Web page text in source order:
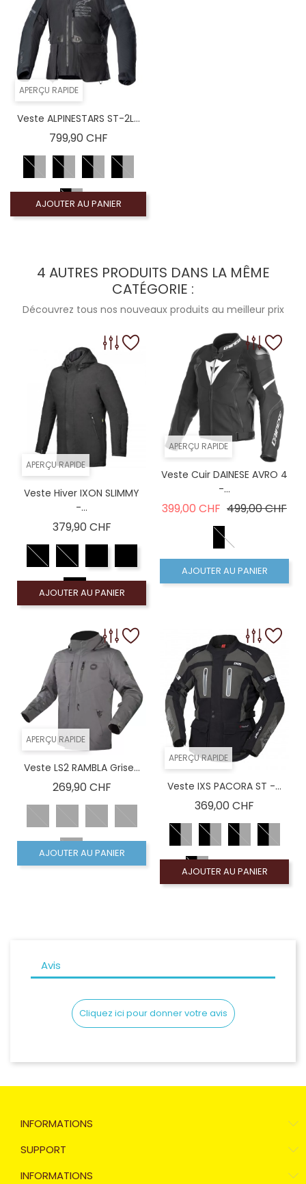
APERÇU RAPIDE
Veste ALPINESTARS ST-2L...
799,90 CHFPrix
AJOUTER AU PANIER
4 AUTRES PRODUITS DANS LA MÊME
CATÉGORIE :
Découvrez tous nos nouveaux produits au meilleur prix
APERÇU RAPIDE
Veste Hiver IXON SLIMMY
-...
379,90 CHFPrix
AJOUTER AU PANIER
APERÇU RAPIDE
Veste Cuir DAINESE AVRO 4
-...
399,00 CHF Prix de base
499,00 CHFPrix
AJOUTER AU PANIER
APERÇU RAPIDE
Veste LS2 RAMBLA Grise...
269,90 CHFPrix
AJOUTER AU PANIER
APERÇU RAPIDE
Veste IXS PACORA ST -...
369,00 CHF
AJOUTER AU PANIER
Avis
Cliquez ici pour donner votre avis
INFORMATIONS
SUPPORT
INFORMATIONS